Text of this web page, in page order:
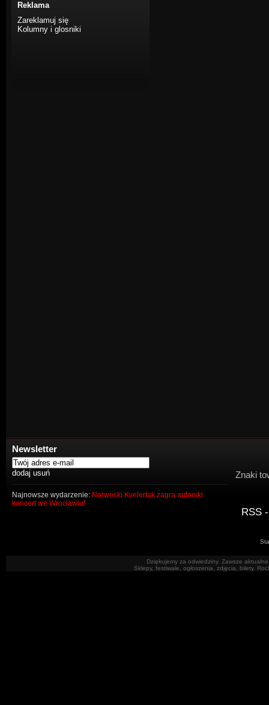
Reklama
Zareklamuj się
Kolumny i glosniki
Newsletter
Najnowsze wydarzenie: Norweski Kvelertak zagra autorski
koncert we Wrocławiu!
Znaki
RSS
Dziękujemy za odwiedziny. Zawsze
Sklepy, festiwale, ogłoszenia, zdjęcia, bilety.